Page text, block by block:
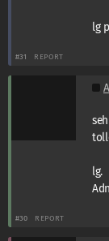
lg
#31 REPORT
lg.
#30 REPORT